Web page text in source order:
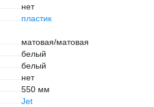
нет
пластик
матовая/матовая
белый
белый
нет
550 мм
Jet